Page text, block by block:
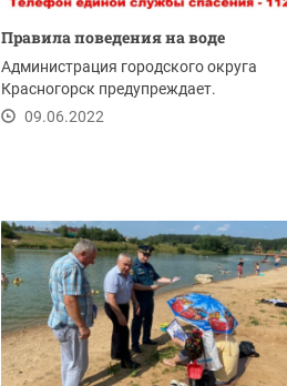
Правила поведения на воде
Администрация городского округа
Красногорск предупреждает.
09.06.2022